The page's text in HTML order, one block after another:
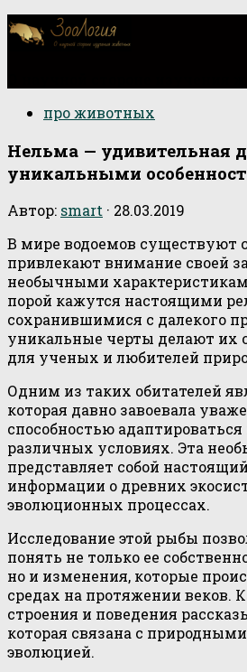
про животных
Нельма — удивительная
уникальными
Автор: smart · 28.03.2019
В мире водоемов существуют
привлекают внимание своей
необычными
порой кажутся настоящими
сохранившимися с далекого
уникальные черты делают их
для ученых и любителей
Одним из таких обитателей
которая давно завоевала
способностью
различных условиях. Эта
представляет собой
информации о древних
эволюционных процессах.
Исследование этой рыбы
понять не только ее
но и изменения, которые
средах на протяжении веков.
строения и поведения
которая связана с
эволюцией.